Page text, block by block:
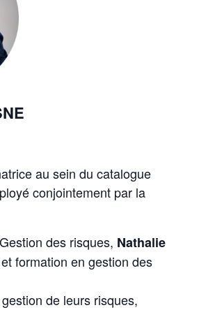
au sein du catalogue
conjointement par la
des risques, Nathalie
formation en gestion des
de leurs risques,